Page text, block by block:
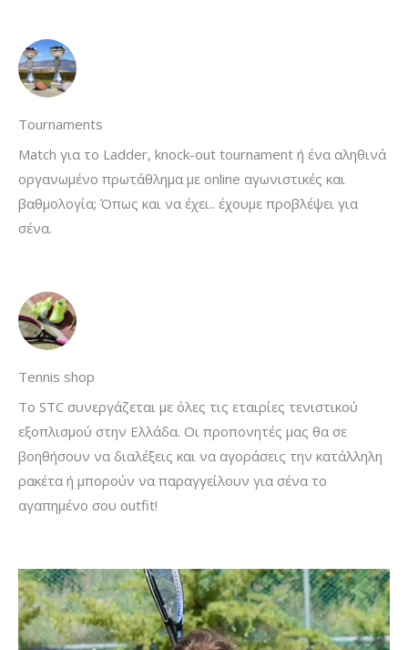
Tournaments
Μatch για το Ladder, knock-out tournament ή ένα αληθινά
οργανωμένο πρωτάθλημα με online αγωνιστικές και
βαθμολογία; Όπως και να έχει.. έχουμε προβλέψει για
σένα.
Tennis shop
To STC συνεργάζεται με όλες τις εταιρίες τενιστικού
εξοπλισμού στην Ελλάδα. Οι προπονητές μας θα σε
βοηθήσουν να διαλέξεις και να αγοράσεις την κατάλληλη
ρακέτα ή μπορούν να παραγγείλουν για σένα το
αγαπημένο σου outfit!